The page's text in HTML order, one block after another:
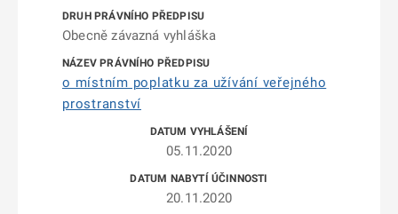
Obecně závazná vyhláška
o místním poplatku za užívání veřejného
prostranství
05.11.2020
20.11.2020